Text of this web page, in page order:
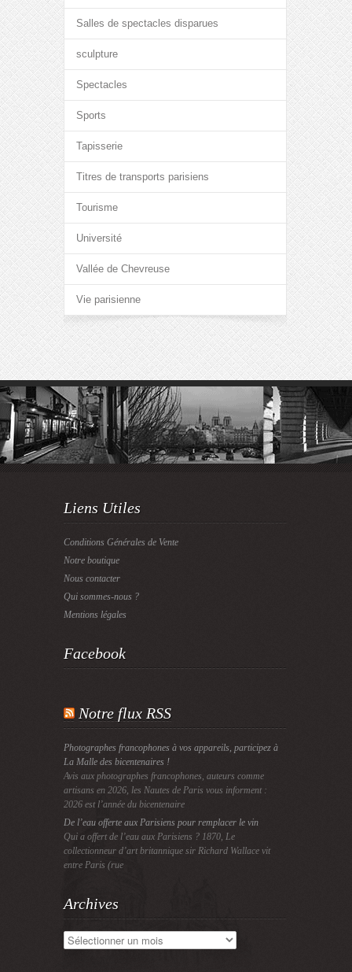
Salles de spectacles disparues
sculpture
Spectacles
Sports
Tapisserie
Titres de transports parisiens
Tourisme
Université
Vallée de Chevreuse
Vie parisienne
Liens Utiles
Conditions Générales de Vente
Notre boutique
Nous contacter
Qui sommes-nous ?
Mentions légales
Facebook
Notre flux RSS
Photographes francophones à vos appareils, participez à
La Malle des bicentenaires !
Avis aux photographes francophones, auteurs comme
artisans en 2026, les Nautes de Paris vous informent :
2026 est l’année du bicentenaire
De l’eau offerte aux Parisiens pour remplacer le vin
Qui a offert de l’eau aux Parisiens ? 1870, Le
collectionneur d’art britannique sir Richard Wallace vit
entre Paris (rue
Archives
Archives